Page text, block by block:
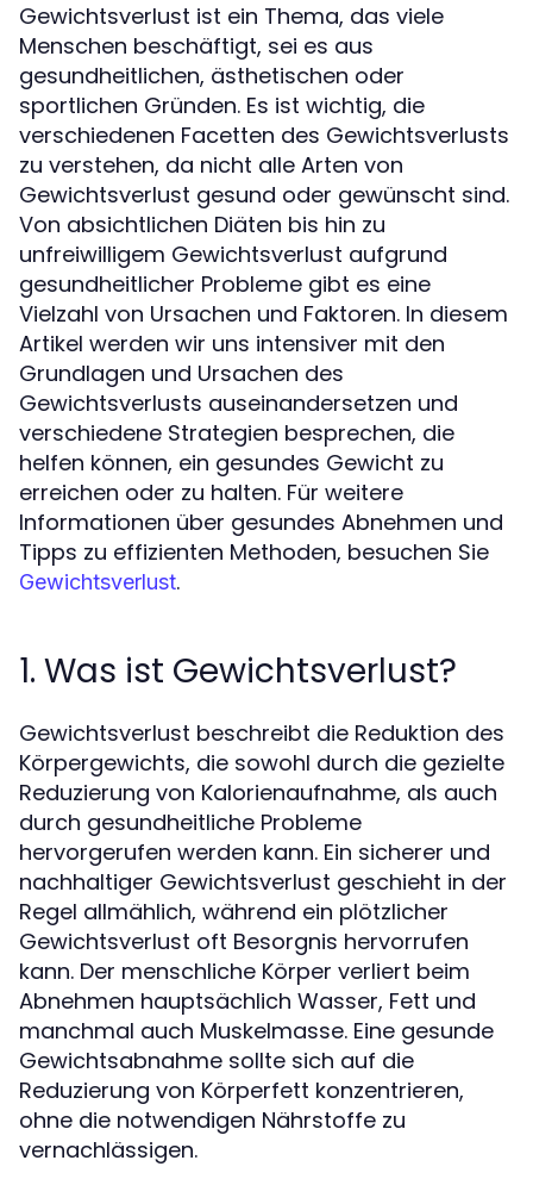
Gewichtsverlust ist ein Thema, das viele
Menschen beschäftigt, sei es aus
gesundheitlichen, ästhetischen oder
sportlichen Gründen. Es ist wichtig, die
verschiedenen Facetten des Gewichtsverlusts
zu verstehen, da nicht alle Arten von
Gewichtsverlust gesund oder gewünscht sind.
Von absichtlichen Diäten bis hin zu
unfreiwilligem Gewichtsverlust aufgrund
gesundheitlicher Probleme gibt es eine
Vielzahl von Ursachen und Faktoren. In diesem
Artikel werden wir uns intensiver mit den
Grundlagen und Ursachen des
Gewichtsverlusts auseinandersetzen und
verschiedene Strategien besprechen, die
helfen können, ein gesundes Gewicht zu
erreichen oder zu halten. Für weitere
Informationen über gesundes Abnehmen und
Tipps zu effizienten Methoden, besuchen Sie
Gewichtsverlust.
1. Was ist Gewichtsverlust?
Gewichtsverlust beschreibt die Reduktion des
Körpergewichts, die sowohl durch die gezielte
Reduzierung von Kalorienaufnahme, als auch
durch gesundheitliche Probleme
hervorgerufen werden kann. Ein sicherer und
nachhaltiger Gewichtsverlust geschieht in der
Regel allmählich, während ein plötzlicher
Gewichtsverlust oft Besorgnis hervorrufen
kann. Der menschliche Körper verliert beim
Abnehmen hauptsächlich Wasser, Fett und
manchmal auch Muskelmasse. Eine gesunde
Gewichtsabnahme sollte sich auf die
Reduzierung von Körperfett konzentrieren,
ohne die notwendigen Nährstoffe zu
vernachlässigen.